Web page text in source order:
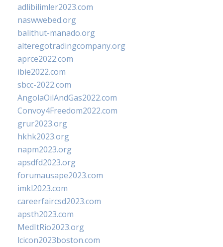
adlibilimler2023.com
naswwebed.org
balithut-manado.org
alteregotradingcompany.org
aprce2022.com
ibie2022.com
sbcc-2022.com
AngolaOilAndGas2022.com
Convoy4Freedom2022.com
grur2023.org
hkhk2023.org
napm2023.org
apsdfd2023.org
forumausape2023.com
imkl2023.com
careerfaircsd2023.com
apsth2023.com
MedItRio2023.org
lcicon2023boston.com